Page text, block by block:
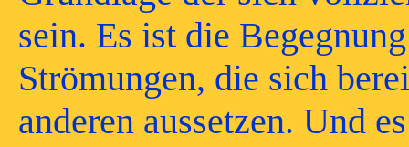
sein. Es ist die
Strömungen, die sich
anderen aussetzen. Und